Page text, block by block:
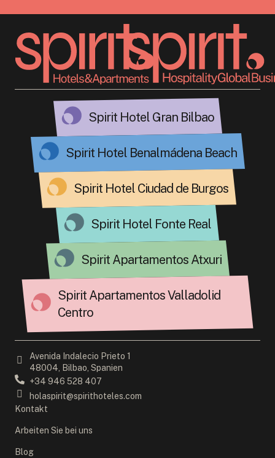
Spirit Hotel Gran Bilbao
Spirit Hotel Benalmádena Beach
Spirit Hotel Ciudad de Burgos
Spirit Hotel Fonte Real
Spirit Apartamentos Atxuri
Spirit Apartamentos Valladolid
Centro
Avenida Indalecio Prieto 1
48004, Bilbao, Spanien
+34 946 528 407
holaspirit@spirithoteles.com
Kontakt
Arbeiten Sie bei uns
Blog